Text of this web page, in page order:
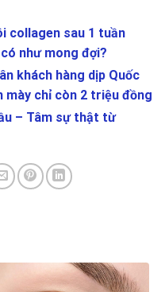
collagen sau 1 tuần
như mong đợi?
khách hàng dịp Quốc
mày chỉ còn 2 triệu đồng
– Tâm sự thật từ